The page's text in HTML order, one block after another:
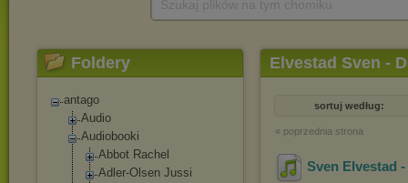
Foldery
antago
Audio
Audiobooki
Abbot Rachel
Adler-Olsen Jussi
Elvestad Sven -
sortuj według:
« poprzednia strona
Sven Elvestad